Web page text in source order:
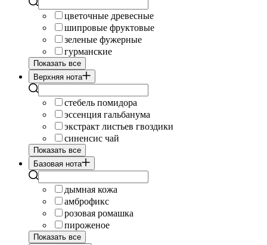
цветочные древесные
шипровые фруктовые
зеленые фужерные
гурманские
Показать все
Верхняя нота
стебель помидора
эссенция гальбанума
экстракт листьев гвоздики
синенсис чай
Показать все
Базовая нота
дымная кожа
амброфикс
розовая ромашка
пироженое
Показать все